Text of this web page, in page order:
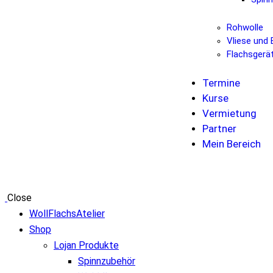
Rohwolle
Vliese und
Termine
Kurse
Vermietung
Partner
Mein Bereich
Close
WollFlachsAtelier
Shop
Lojan Produkte
Spinnzubehör